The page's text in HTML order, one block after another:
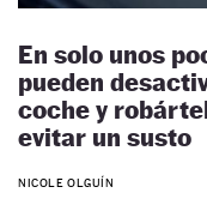
En solo unos
pueden
coche y
evitar un susto
NICOLE OLGUÍN